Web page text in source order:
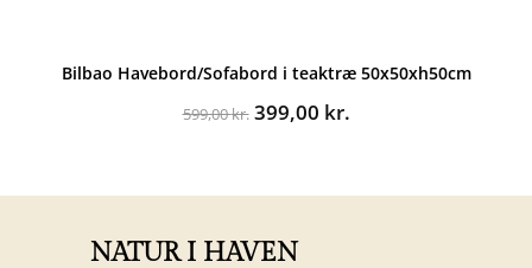
Bilbao Havebord/Sofabord i teaktræ 50x50xh50cm
599,00kr. Den
399,00 kr.Den
NATUR I HAVEN